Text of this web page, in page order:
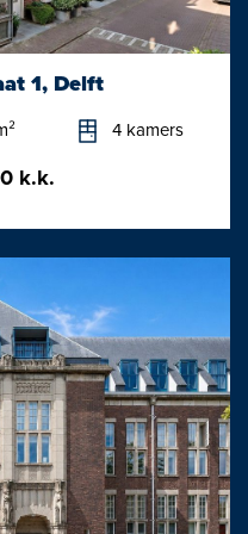
Deze mix maakt het
voor de buurt.
Delft aan alle eisen op het
koelt het gebouw. Het
dat regenwater langer
afgegeven aan het
hele gebouw is
ook ‘natuurinclusief ’. Zo
het gebouw rust- en
en bijen.
1, Delft
4 kamers
k.k.